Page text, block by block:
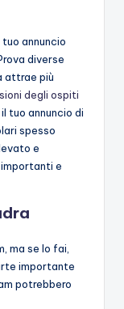
annuncio
diverse
attrae più
degli ospiti
tuo annuncio di
spesso
e
e
ma se lo fai,
importante
potrebbero